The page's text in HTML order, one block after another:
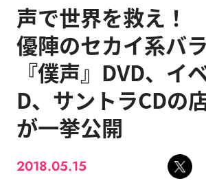
声で世界を救え！
優陣のセカイ系バ
『僕声』DVD、イ
D、サントラCDの
が一挙公開
2018.05.15